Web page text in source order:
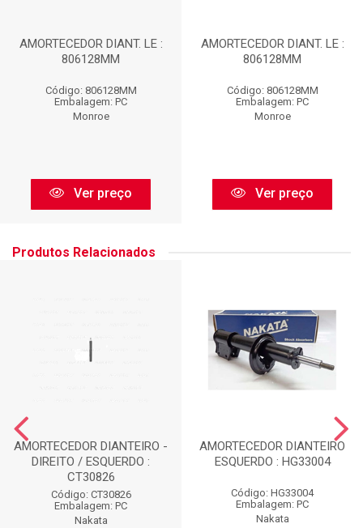
AMORTECEDOR DIANT. LE :
806128MM
Código: 806128MM
Embalagem: PC
Monroe
Ver preço
AMORTECEDOR DIANT. LE :
806128MM
Código: 806128MM
Embalagem: PC
Monroe
Ver preço
Produtos Relacionados
AMORTECEDOR DIANTEIRO -
DIREITO / ESQUERDO :
CT30826
Código: CT30826
Embalagem: PC
Nakata
AMORTECEDOR DIANTEIRO
ESQUERDO : HG33004
Código: HG33004
Embalagem: PC
Nakata